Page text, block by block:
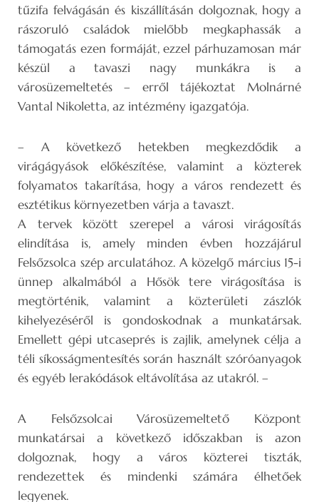
tűzifa felvágásán és kiszállításán dolgoznak, hogy a
rászoruló családok mielőbb megkaphassák a
támogatás ezen formáját, ezzel párhuzamosan már
készül a tavaszi nagy munkákra is a
városüzemeltetés – erről tájékoztat Molnárné
Vantal Nikoletta, az intézmény igazgatója.
– A következő hetekben megkezdődik a
virágágyások előkészítése, valamint a közterek
folyamatos takarítása, hogy a város rendezett és
esztétikus környezetben várja a tavaszt.
A tervek között szerepel a városi virágosítás
elindítása is, amely minden évben hozzájárul
Felsőzsolca szép arculatához. A közelgő március 15-i
ünnep alkalmából a Hősök tere virágosítása is
megtörténik, valamint a közterületi zászlók
kihelyezéséről is gondoskodnak a munkatársak.
Emellett gépi utcaseprés is zajlik, amelynek célja a
téli síkosságmentesítés során használt szóróanyagok
és egyéb lerakódások eltávolítása az utakról. –
A Felsőzsolcai Városüzemeltető Központ
munkatársai a következő időszakban is azon
dolgoznak, hogy a város közterei tiszták,
rendezettek és mindenki számára élhetőek
legyenek.